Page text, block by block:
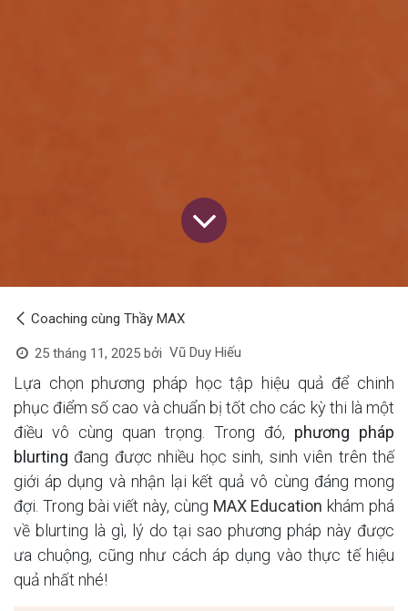
Coaching cùng Thầy MAX
25 tháng 11, 2025 bởi Vũ Duy Hiếu
Lựa chọn phương pháp học tập hiệu quả để chinh
phục điểm số cao và chuẩn bị tốt cho các kỳ thi là một
điều vô cùng quan trọng. Trong đó, phương pháp
blurting đang được nhiều học sinh, sinh viên trên thế
giới áp dụng và nhận lại kết quả vô cùng đáng mong
đợi. Trong bài viết này, cùng MAX Education khám phá
về blurting là gì, lý do tại sao phương pháp này được
ưa chuộng, cũng như cách áp dụng vào thực tế hiệu
quả nhất nhé!